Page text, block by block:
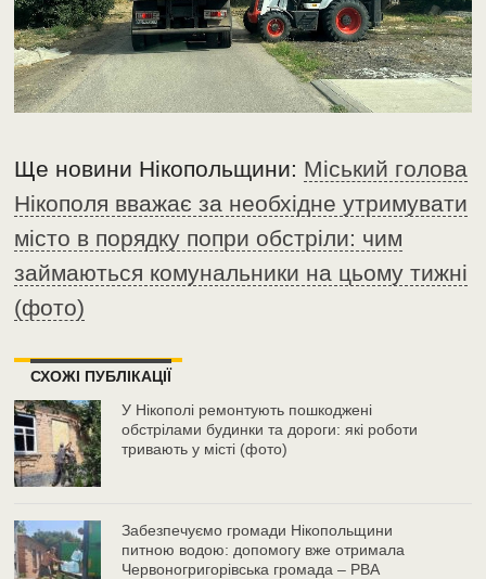
Ще новини Нікопольщини: Міський голова
Нікополя вважає за необхідне утримувати
місто в порядку попри обстріли: чим
займаються комунальники на цьому тижні
(фото)
СХОЖІ ПУБЛІКАЦІЇ
У Нікополі ремонтують пошкоджені
обстрілами будинки та дороги: які роботи
тривають у місті (фото)
Забезпечуємо громади Нікопольщини
питною водою: допомогу вже отримала
Червоногригорівська громада – РВА